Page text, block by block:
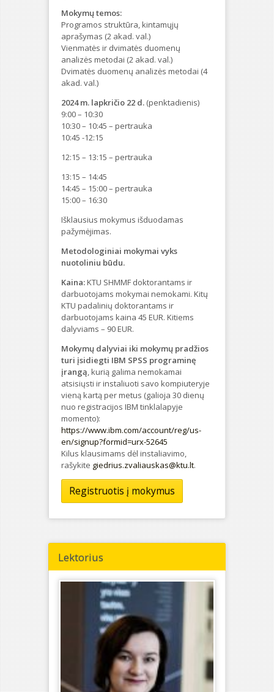
Mokymų temos:
Programos struktūra, kintamųjų
aprašymas (2 akad. val.)
Vienmatės ir dvimatės duomenų
analizės metodai (2 akad. val.)
Dvimatės duomenų analizės metodai (4
akad. val.)
2024 m. lapkričio 22 d. (penktadienis)
9:00 – 10:30
10:30 – 10:45 – pertrauka
10:45 -12:15
12:15 – 13:15 – pertrauka
13:15 – 14:45
14:45 – 15:00 – pertrauka
15:00 – 16:30
Išklausius mokymus išduodamas
pažymėjimas.
Metodologiniai mokymai vyks
nuotoliniu būdu.
Kaina:KTU SHMMF doktorantams ir
darbuotojams mokymai nemokami. Kitų
KTU padalinių doktorantams ir
darbuotojams kaina 45 EUR. Kitiems
dalyviams – 90 EUR.
Mokymų dalyviai iki mokymų pradžios
turi įsidiegti IBM SPSS programinę
įrangą, kurią galima nemokamai
atsisiųsti ir instaliuoti savo kompiuteryje
vieną kartą per metus (galioja 30 dienų
nuo registracijos IBM tinklalapyje
momento):
https://www.ibm.com/account/reg/us-
en/signup?formid=urx-52645
Kilus klausimams dėl instaliavimo,
rašykite giedrius.zvaliauskas@ktu.lt.
Registruotis į mokymus
Lektorius